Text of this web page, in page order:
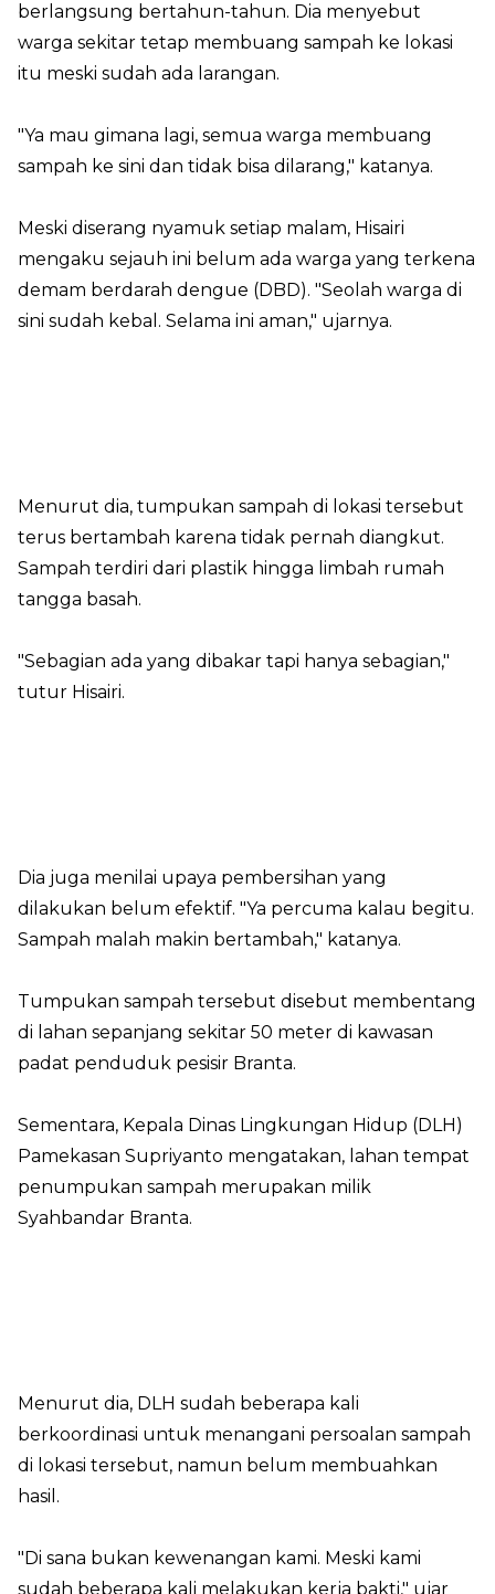
berlangsung bertahun-tahun. Dia menyebut
warga sekitar tetap membuang sampah ke lokasi
itu meski sudah ada larangan.
"Ya mau gimana lagi, semua warga membuang
sampah ke sini dan tidak bisa dilarang," katanya.
Meski diserang nyamuk setiap malam, Hisairi
mengaku sejauh ini belum ada warga yang terkena
demam berdarah dengue (DBD). "Seolah warga di
sini sudah kebal. Selama ini aman," ujarnya.
Menurut dia, tumpukan sampah di lokasi tersebut
terus bertambah karena tidak pernah diangkut.
Sampah terdiri dari plastik hingga limbah rumah
tangga basah.
"Sebagian ada yang dibakar tapi hanya sebagian,"
tutur Hisairi.
Dia juga menilai upaya pembersihan yang
dilakukan belum efektif. "Ya percuma kalau begitu.
Sampah malah makin bertambah," katanya.
Tumpukan sampah tersebut disebut membentang
di lahan sepanjang sekitar 50 meter di kawasan
padat penduduk pesisir Branta.
Sementara, Kepala Dinas Lingkungan Hidup (DLH)
Pamekasan Supriyanto mengatakan, lahan tempat
penumpukan sampah merupakan milik
Syahbandar Branta.
Menurut dia, DLH sudah beberapa kali
berkoordinasi untuk menangani persoalan sampah
di lokasi tersebut, namun belum membuahkan
hasil.
"Di sana bukan kewenangan kami. Meski kami
sudah beberapa kali melakukan kerja bakti," ujar